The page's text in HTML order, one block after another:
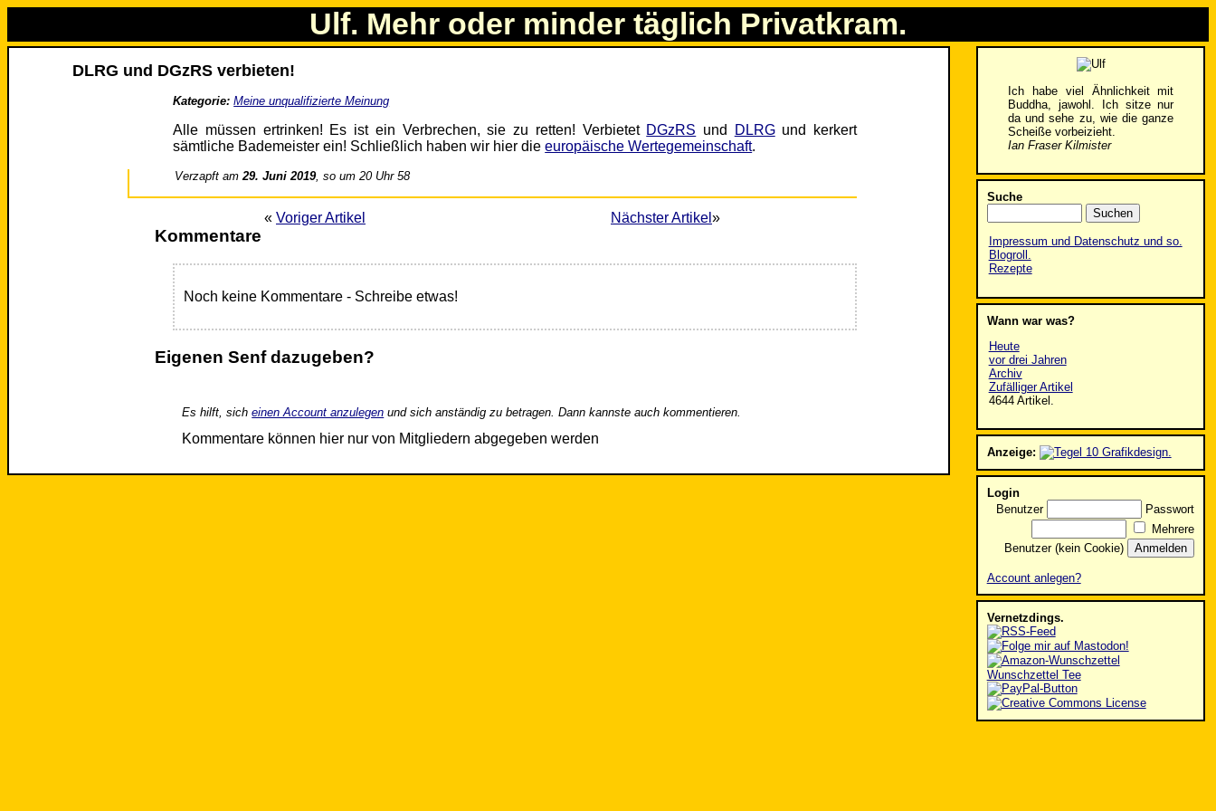
Ulf. Mehr oder minder täglich Privatkram.
DLRG und DGzRS verbieten!
Kategorie: Meine unqualifizierte Meinung
Alle müssen ertrinken! Es ist ein Verbrechen, sie zu retten! Verbietet DGzRS und DLRGund kerkert
sämtliche Bademeister ein! Schließlich haben wir hier dieeuropäische Wertegemeinschaft.
Verzapft am29. Juni 2019, so um 20 Uhr 58
« Voriger Artikel Nächster Artikel »
Kommentare
Noch keine Kommentare - Schreibe etwas!
Eigenen Senf dazugeben?
Es hilft, sicheinen Account anzulegen und sich anständig zu betragen. Dann kannste auch kommentieren.
Kommentare können hier nur von Mitgliedern abgegeben werden
Ich habe viel Ähnlichkeit mit
Buddha, jawohl. Ich sitze nur
da und sehe zu, wie die ganze
Scheiße vorbeizieht.
Ian Fraser Kilmister
Suche
Impressum und Datenschutz und so.
Blogroll.
Rezepte
Wann war was?
Heute
vor drei Jahren
Archiv
Zufälliger Artikel
4644 Artikel.
Anzeige:
Login
Benutzer
Passwort
Mehrere
Benutzer (kein Cookie)
Account anlegen?
Vernetzdings.
Wunschzettel Tee